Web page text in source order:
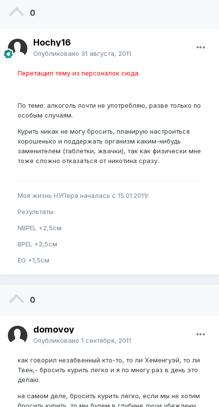
0
Hochy16
Опубликовано 31 августа, 2011
Перетащил тему из персоналок сюда.
По теме: алкоголь почти не употребляю, разве только по
особым случаям.
Курить никак не могу бросить, планирую настроиться
хорошенько и поддержать организм каким-нибудь
заменителем (таблетки, жвачки), так как физически мне
тоже сложно отказаться от никотина сразу.
Моя жизнь НУПера началась с 15.01.2011г
Результаты:
NBPEL +2,5см
BPEL +2,5см
EG +1,5см
0
domovoy
Опубликовано 1 сентября, 2011
как говорил незабвенный кто-то, то ли Хеменгуэй, то ли
Твен,- бросить курить легко и я по многу раз в день это
делаю.
на самом деле, бросить курить легко, если мы не хотим